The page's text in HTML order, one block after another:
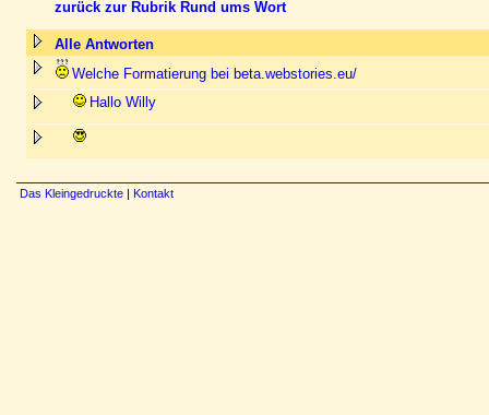
zurück zur Rubrik Rund ums Wort
Alle Antworten
Welche Formatierung bei beta.webstories.eu/
Hallo Willy
Das Kleingedruckte | Kontakt